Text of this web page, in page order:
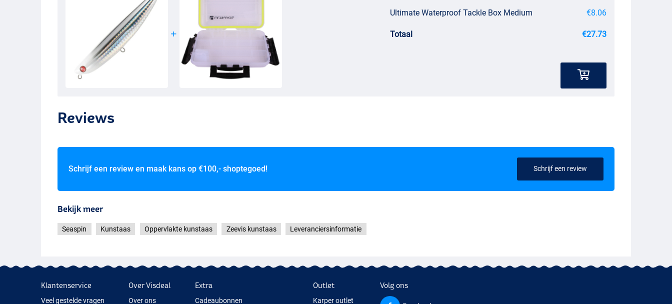
Ultimate Waterproof Tackle Box Medium €8.06
Totaal €27.73
Reviews
Schrijf een review en maak kans op €100,- shoptegoed! Schrijf een review
Bekijk meer
Seaspin Kunstaas Oppervlakte kunstaas Zeevis kunstaas Leveranciersinformatie
Klantenservice
Veel gestelde vragen
Over Visdeal
Over ons
Extra
Cadeaubonnen
Outlet
Karper outlet
Volg ons